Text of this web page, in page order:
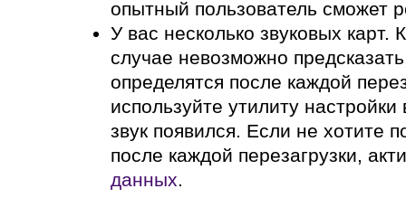
опытный пользователь сможет
У вас несколько звуковых
случае невозможно
определятся после каждой
используйте утилиту
звук появился. Если не хотите
после каждой перезагрузки,
данных.